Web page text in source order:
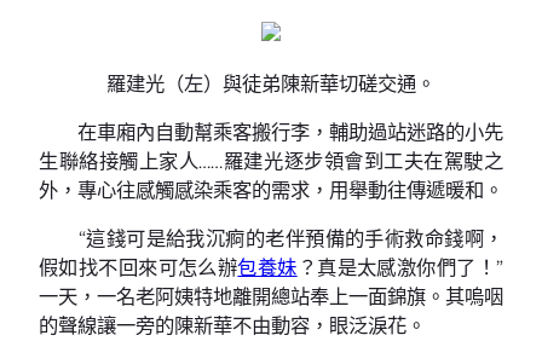
羅建光（左）與徒弟陳新華切磋交通。
在車廂內自動幫乘客搬行李，輔助過站迷路的小先
生聯絡接觸上家人……羅建光逐步領會到工夫在駕駛之
外，專心往感觸感染乘客的需求，用舉動往傳遞暖和。
“這錢可是給我沉痾的老伴預備的手術救命錢啊，
假如找不回來可怎么辦包養妹 ？真是太感激你們了！”
一天，一名老阿姨特地離開總站奉上一面錦旗。其嗚咽
的聲線讓一旁的陳新華不由動容，眼泛淚花。